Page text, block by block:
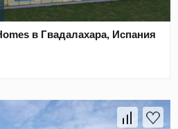
в Гвадалахара, Испания